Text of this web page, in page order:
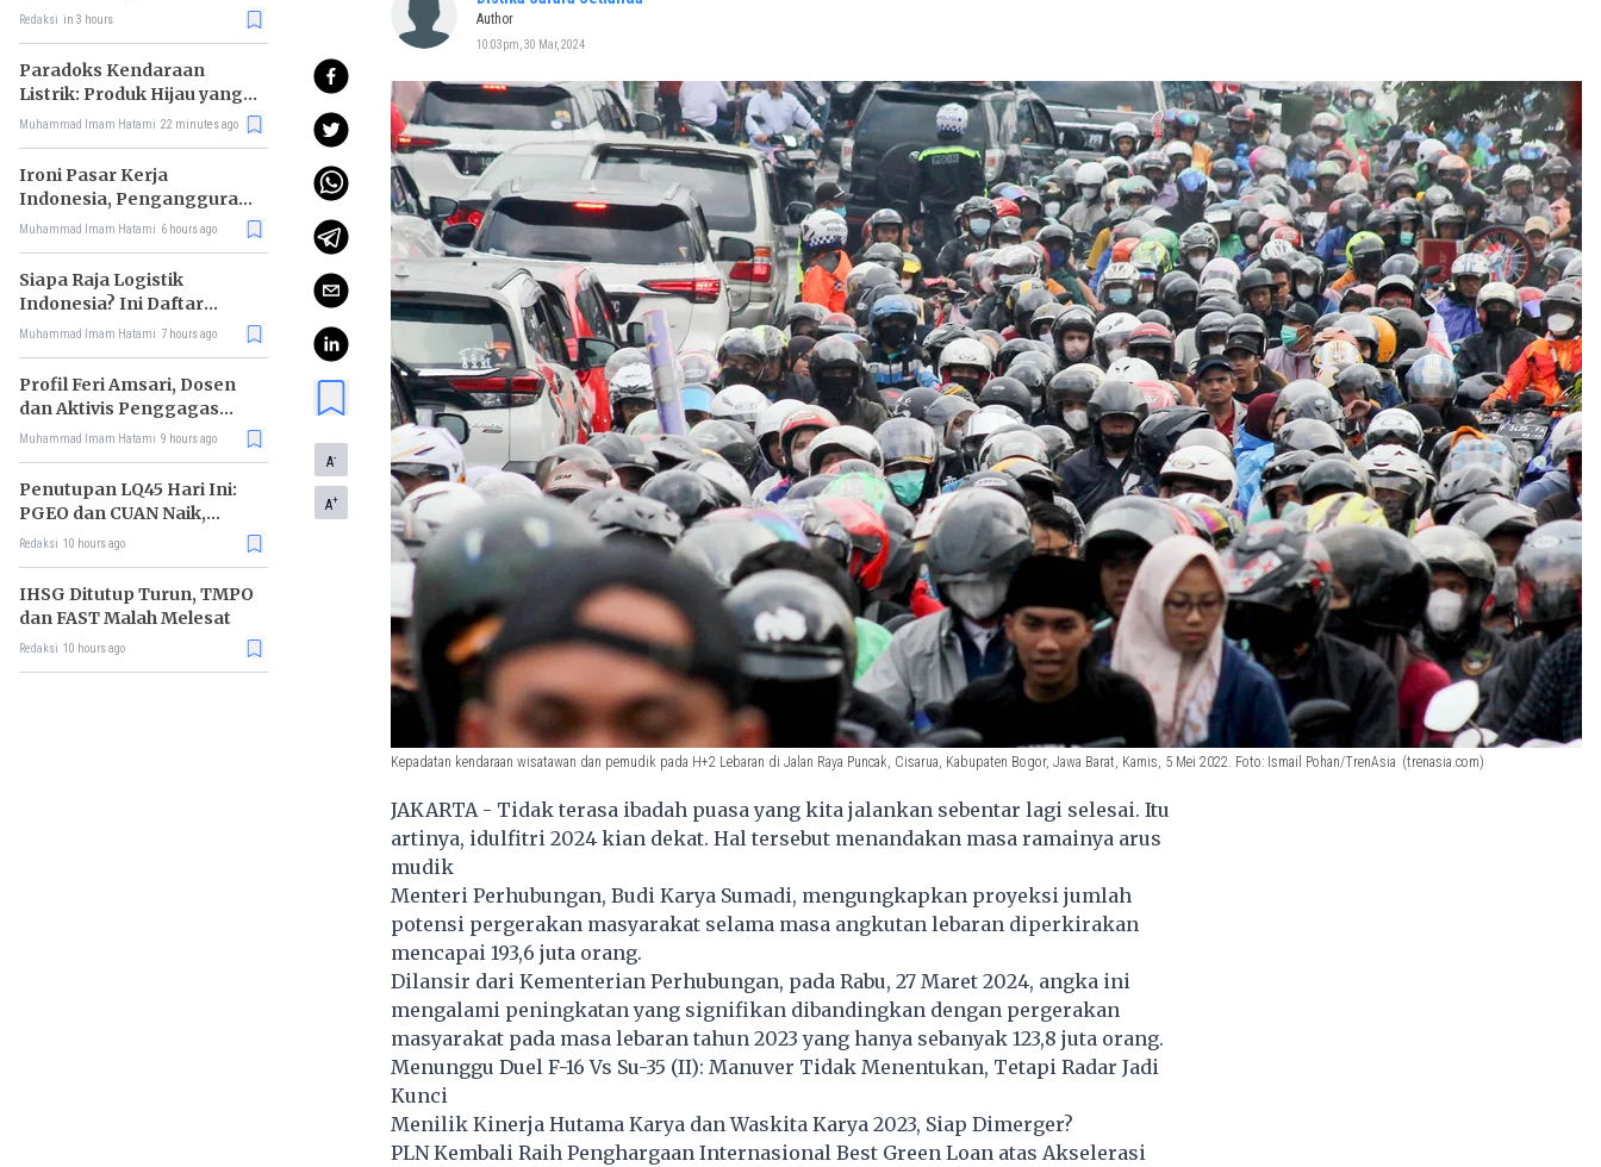
untuk Wilayah DKI Jakarta
Redaksi in 3 hours
Paradoks Kendaraan
Listrik: Produk Hijau yang
Ancam Hutan Tropis
Muhammad Imam Hatami 22 minutes ago
Ironi Pasar Kerja
Indonesia, Pengangguran
Didominasi Lulusan SMK
Muhammad Imam Hatami 6 hours ago
Siapa Raja Logistik
Indonesia? Ini Daftar
Pemimpin Pasarnya
Muhammad Imam Hatami 7 hours ago
Profil Feri Amsari, Dosen
dan Aktivis Penggagas
Kabinet Bayangan
Muhammad Imam Hatami 9 hours ago
Penutupan LQ45 Hari Ini:
PGEO dan CUAN Naik,
MBMA Turun
Redaksi 10 hours ago
IHSG Ditutup Turun, TMPO
dan FAST Malah Melesat
Redaksi 10 hours ago
A-
A+
Author
10:03pm, 30 Mar, 2024
Kepadatan kendaraan wisatawan dan pemudik pada H+2 Lebaran di Jalan Raya Puncak, Cisarua, Kabupaten Bogor, Jawa Barat, Kamis, 5 Mei 2022. Foto: Ismail Pohan/TrenAsia (trenasia.com)
JAKARTA - Tidak terasa ibadah puasa yang kita jalankan sebentar lagi selesai. Itu
artinya, idulfitri 2024 kian dekat. Hal tersebut menandakan masa ramainya arus
mudik
Menteri Perhubungan, Budi Karya Sumadi, mengungkapkan proyeksi jumlah
potensi pergerakan masyarakat selama masa angkutan lebaran diperkirakan
mencapai 193,6 juta orang.
Dilansir dari Kementerian Perhubungan, pada Rabu, 27 Maret 2024, angka ini
mengalami peningkatan yang signifikan dibandingkan dengan pergerakan
masyarakat pada masa lebaran tahun 2023 yang hanya sebanyak 123,8 juta orang.
Menunggu Duel F-16 Vs Su-35 (II): Manuver Tidak Menentukan, Tetapi Radar Jadi
Kunci
Menilik Kinerja Hutama Karya dan Waskita Karya 2023, Siap Dimerger?
PLN Kembali Raih Penghargaan Internasional Best Green Loan atas Akselerasi